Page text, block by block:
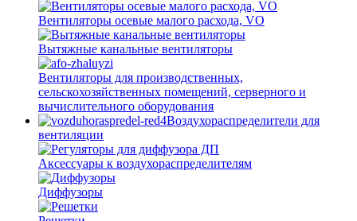
Вентиляторы осевые малого расхода, VO
Вытяжные канальные вентиляторы
Вентиляторы для производственных,
сельскохозяйственных помещений, серверного и
вычислительного оборудования
Воздухораспределители для
вентиляции
Аксессуары к воздухораспределителям
Диффузоры